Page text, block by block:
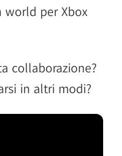
per Xbox
collaborazione?
in altri modi?